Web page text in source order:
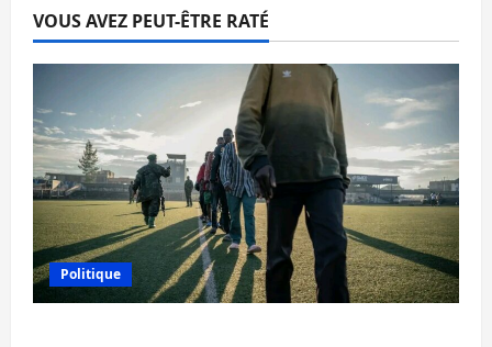
VOUS AVEZ PEUT-ÊTRE RATÉ
Politique